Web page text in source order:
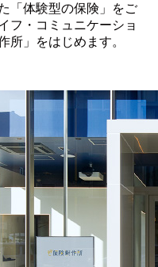
「体験型の保険」をご
フ・コミュニケーショ
所」をはじめます。